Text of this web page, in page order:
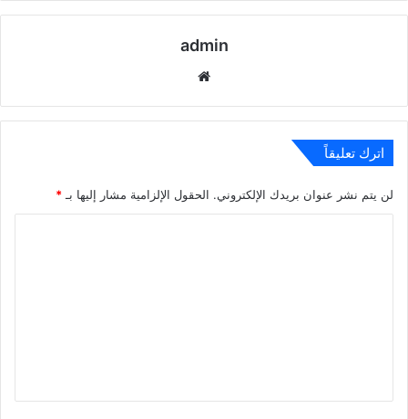
admin
اترك تعليقاً
لن يتم نشر عنوان بريدك الإلكتروني. الحقول الإلزامية مشار إليها بـ *